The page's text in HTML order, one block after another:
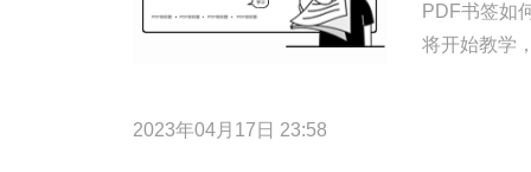
PDF书签如
将开始教学
2023年04月17日 23:58